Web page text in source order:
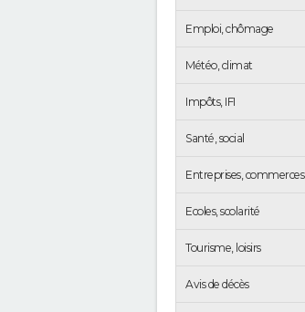
Emploi, chômage
Météo, climat
Impôts, IFI
Santé, social
Entreprises, commerces
Ecoles, scolarité
Tourisme, loisirs
Avis de décès